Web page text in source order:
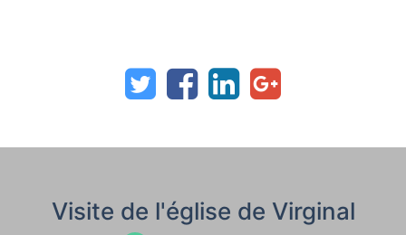
Visite de l'église de Virginal